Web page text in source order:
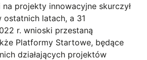
projekty innowacyjne skurczył
ostatnich latach, a 31
r. wnioski przestaną
Platformy Startowe, będące
działających projektów